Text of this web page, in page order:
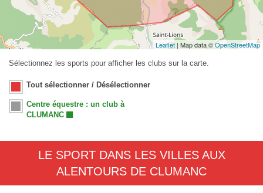
Leaflet | Map data ©OpenStreetMap
Sélectionnez les sports pour afficher les clubs sur la carte.
Tout sélectionner / Désélectionner
Centre équestre : un club à
CLUMANC
LE SPORT DANS LES VILLES AUX
ALENTOURS DE CLUMANC